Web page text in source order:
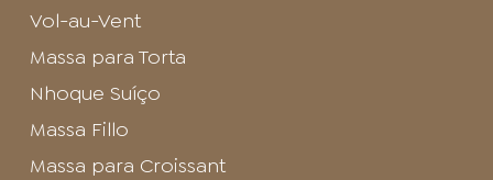
Vol-au-Vent
Massa para Torta
Nhoque Suíço
Massa Fillo
Massa para Croissant